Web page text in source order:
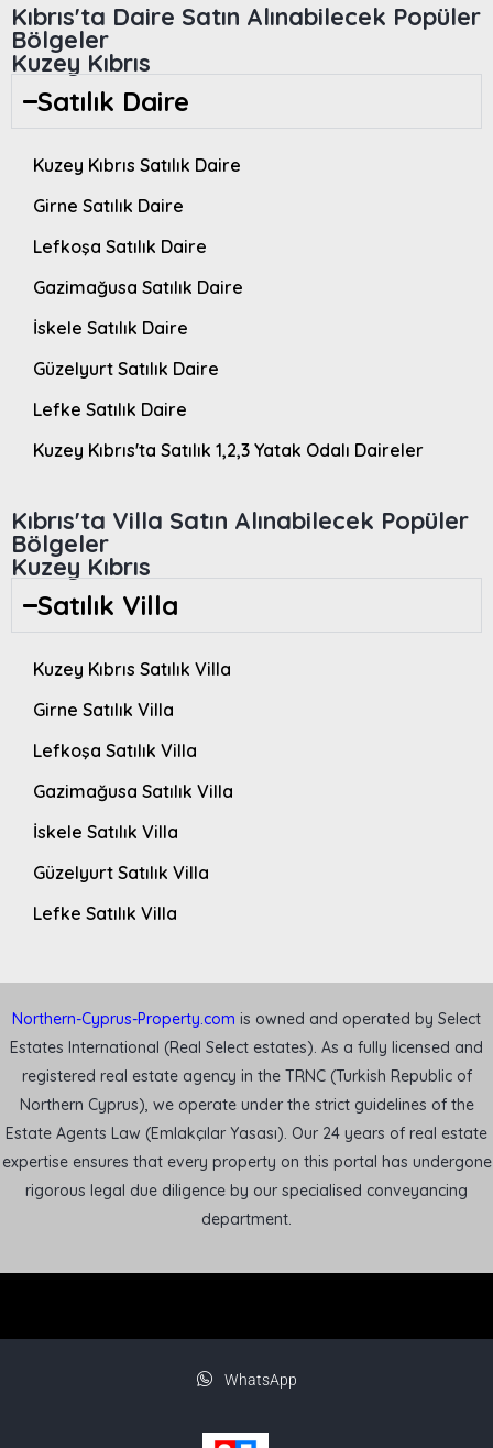
Kıbrıs'ta Daire Satın Alınabilecek Popüler
Bölgeler
Kuzey Kıbrıs
Satılık Daire
Kuzey Kıbrıs Satılık Daire
Girne Satılık Daire
Lefkoşa Satılık Daire
Gazimağusa Satılık Daire
İskele Satılık Daire
Güzelyurt Satılık Daire
Lefke Satılık Daire
Kuzey Kıbrıs'ta Satılık 1,2,3 Yatak Odalı Daireler
Kıbrıs'ta Villa Satın Alınabilecek Popüler
Bölgeler
Kuzey Kıbrıs
Satılık Villa
Kuzey Kıbrıs Satılık Villa
Girne Satılık Villa
Lefkoşa Satılık Villa
Gazimağusa Satılık Villa
İskele Satılık Villa
Güzelyurt Satılık Villa
Lefke Satılık Villa
Northern-Cyprus-Property.com is owned and operated by Select
Estates International (Real Select estates). As a fully licensed and
registered real estate agency in the TRNC (Turkish Republic of
Northern Cyprus), we operate under the strict guidelines of the
Estate Agents Law (Emlakçılar Yasası). Our 24 years of real estate
expertise ensures that every property on this portal has undergone
rigorous legal due diligence by our specialised conveyancing
department.
WhatsApp